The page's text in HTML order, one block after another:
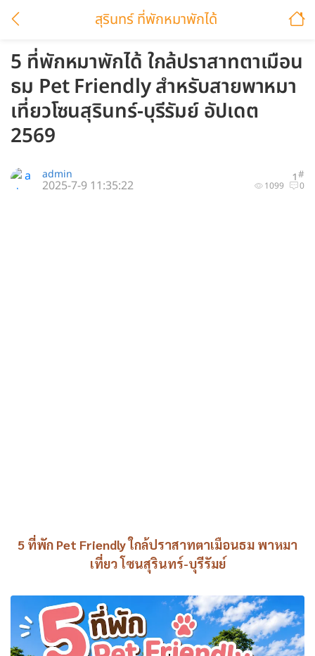
สุรินทร์ ที่พักหมาพักได้
5 ที่พักหมาพักได้ ใกล้ปราสาทตาเมือน
ธม Pet Friendly สำหรับสายพาหมา
เที่ยวโซนสุรินทร์-บุรีรัมย์ อัปเดต
2569
1#
admin
1099 0
2025-7-9 11:35:22
5 ที่พัก Pet Friendly ใกล้ปราสาทตาเมือนธม พาหมา
เที่ยว โซนสุรินทร์-บุรีรัมย์